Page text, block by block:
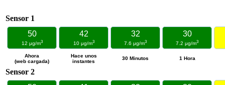
Sensor 1
50
12 μg/m3
42
10 μg/m3
32
7.6 μg/m3
30
7.2 μg/m3
Ahora
(web cargada)
Hace unos
instantes
30 Minutos 1 Hora
Sensor 2